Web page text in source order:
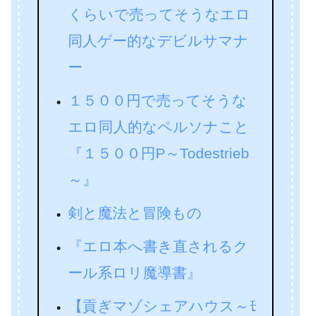
くらいで売ってそうなエロ
同人ゲー的なデビルサマナ
ー
１５００円で売ってそうな
エロ同人的なペルソナこと
『１５００円P～Todestrieb
～』
剣と魔法と冒険もの
『エロ本へ書き直されるク
ール系ロリ魔導書』
【貢ぎマゾシェアハウス～ﾓ